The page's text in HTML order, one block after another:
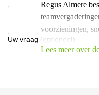
Uw vraag (optioneel)
Regus Almere
voorzieningen,
Lees meer over